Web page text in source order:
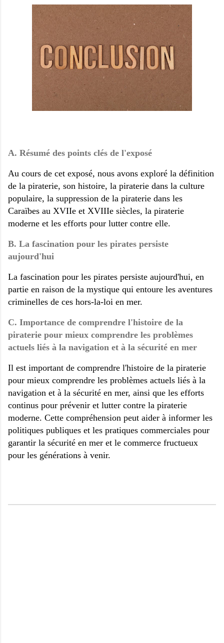
A. Résumé des points clés de l'exposé
Au cours de cet exposé, nous avons exploré la définition
de la piraterie, son histoire, la piraterie dans la culture
populaire, la suppression de la piraterie dans les
Caraïbes au XVIIe et XVIIIe siècles, la piraterie
moderne et les efforts pour lutter contre elle.
B. La fascination pour les pirates persiste
aujourd'hui
La fascination pour les pirates persiste aujourd'hui, en
partie en raison de la mystique qui entoure les aventures
criminelles de ces hors-la-loi en mer.
C. Importance de comprendre l'histoire de la
piraterie pour mieux comprendre les problèmes
actuels liés à la navigation et à la sécurité en mer
Il est important de comprendre l'histoire de la piraterie
pour mieux comprendre les problèmes actuels liés à la
navigation et à la sécurité en mer, ainsi que les efforts
continus pour prévenir et lutter contre la piraterie
moderne. Cette compréhension peut aider à informer les
politiques publiques et les pratiques commerciales pour
garantir la sécurité en mer et le commerce fructueux
pour les générations à venir.